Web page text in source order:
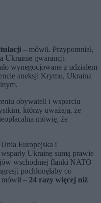
– mówił. Przypomniał,
Ukrainie gwarancji
wynegocjowane z udziałem
aneksji Krymu, Ukraina
obywateli i wsparciu
którzy uważają, że
mówię, że
Europejska i
Ukrainę sumą prawie
wschodniej flanki NATO
pochłonęłaby co
– 24 razy więcej niż